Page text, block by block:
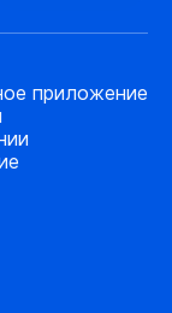
приложение